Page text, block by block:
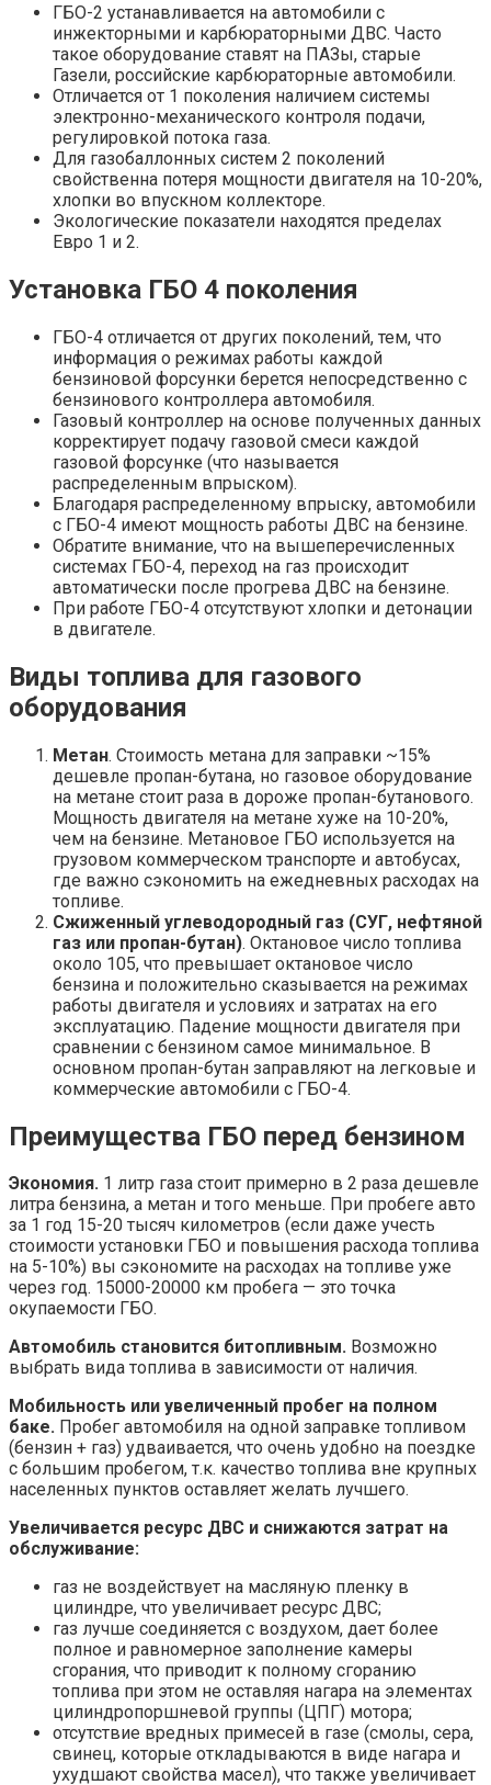
ГБО-2 устанавливается на автомобили с
инжекторными и карбюраторными ДВС. Часто
такое оборудование ставят на ПАЗы, старые
Газели, российские карбюраторные автомобили.
Отличается от 1 поколения наличием системы
электронно-механического контроля подачи,
регулировкой потока газа.
Для газобаллонных систем 2 поколений
свойственна потеря мощности двигателя на 10-20%,
хлопки во впускном коллекторе.
Экологические показатели находятся пределах
Евро 1 и 2.
Установка ГБО 4 поколения
ГБО-4 отличается от других поколений, тем, что
информация о режимах работы каждой
бензиновой форсунки берется непосредственно с
бензинового контроллера автомобиля.
Газовый контроллер на основе полученных данных
корректирует подачу газовой смеси каждой
газовой форсунке (что называется
распределенным впрыском).
Благодаря распределенному впрыску, автомобили
с ГБО-4 имеют мощность работы ДВС на бензине.
Обратите внимание, что на вышеперечисленных
системах ГБО-4, переход на газ происходит
автоматически после прогрева ДВС на бензине.
При работе ГБО-4 отсутствуют хлопки и детонации
в двигателе.
Виды топлива для газового
оборудования
Метан. Стоимость метана для заправки ~15%
дешевле пропан-бутана, но газовое оборудование
на метане стоит раза в дороже пропан-бутанового.
Мощность двигателя на метане хуже на 10-20%,
чем на бензине. Метановое ГБО используется на
грузовом коммерческом транспорте и автобусах,
где важно сэкономить на ежедневных расходах на
топливе.
Сжиженный углеводородный газ (СУГ, нефтяной
газ или пропан-бутан). Октановое число топлива
около 105, что превышает октановое число
бензина и положительно сказывается на режимах
работы двигателя и условиях и затратах на его
эксплуатацию. Падение мощности двигателя при
сравнении с бензином самое минимальное. В
основном пропан-бутан заправляют на легковые и
коммерческие автомобили с ГБО-4.
Преимущества ГБО перед бензином
Экономия. 1 литр газа стоит примерно в 2 раза дешевле
литра бензина, а метан и того меньше. При пробеге авто
за 1 год 15-20 тысяч километров (если даже учесть
стоимости установки ГБО и повышения расхода топлива
на 5-10%) вы сэкономите на расходах на топливе уже
через год. 15000-20000 км пробега — это точка
окупаемости ГБО.
Автомобиль становится битопливным. Возможно
выбрать вида топлива в зависимости от наличия.
Мобильность или увеличенный пробег на полном
баке. Пробег автомобиля на одной заправке топливом
(бензин + газ) удваивается, что очень удобно на поездке
с большим пробегом, т.к. качество топлива вне крупных
населенных пунктов оставляет желать лучшего.
Увеличивается ресурс ДВС и снижаются затрат на
обслуживание:
газ не воздействует на масляную пленку в
цилиндре, что увеличивает ресурс ДВС;
газ лучше соединяется с воздухом, дает более
полное и равномерное заполнение камеры
сгорания, что приводит к полному сгоранию
топлива при этом не оставляя нагара на элементах
цилиндропоршневой группы (ЦПГ) мотора;
отсутствие вредных примесей в газе (смолы, сера,
свинец, которые откладываются в виде нагара и
ухудшают свойства масел), что также увеличивает